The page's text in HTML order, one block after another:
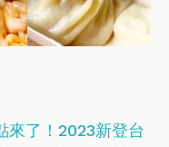
來了！2023新登台